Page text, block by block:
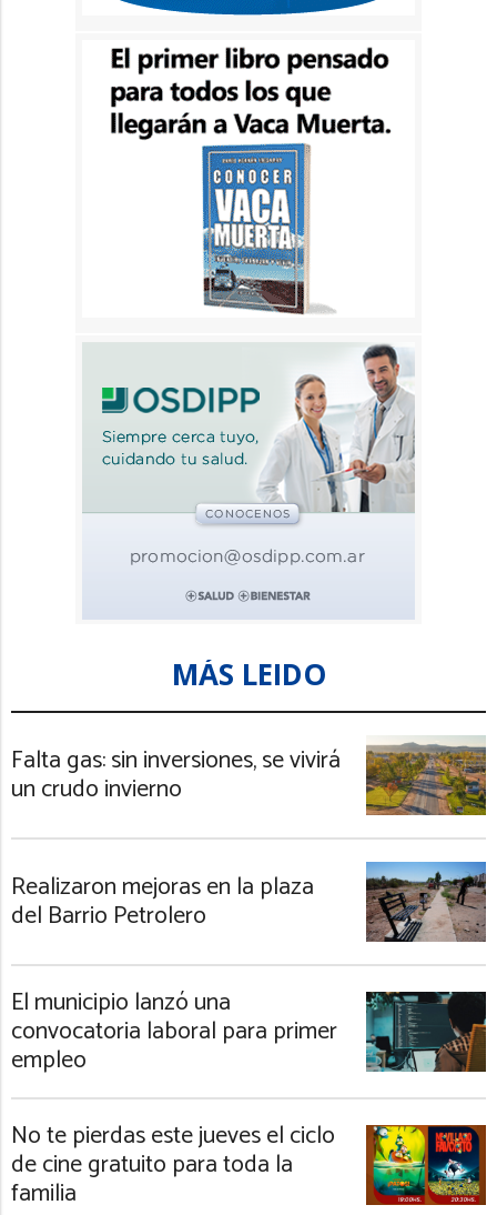
MÁS LEIDO
Falta gas: sin inversiones, se vivirá
un crudo invierno
Realizaron mejoras en la plaza
del Barrio Petrolero
El municipio lanzó una
convocatoria laboral para primer
empleo
No te pierdas este jueves el ciclo
de cine gratuito para toda la
familia